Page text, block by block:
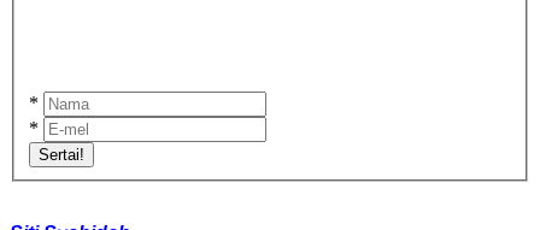
*
*
Sertai!